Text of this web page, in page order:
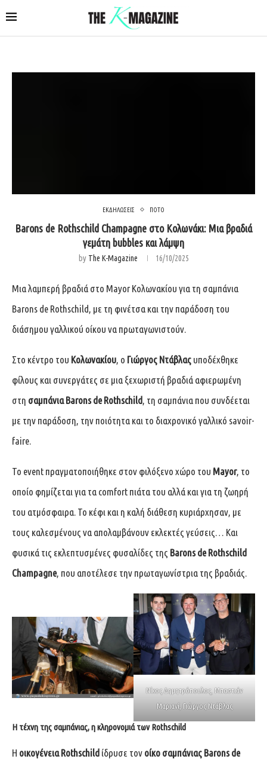
ΕΚΔΗΛΩΣΕΙΣ ΠΟΤΟ
Barons de Rothschild Champagne στο Κολωνάκι: Μια βραδιά
γεμάτη bubbles και λάμψη
by The K-Magazine 16/10/2025
Μια λαμπερή βραδιά στο Mayor Κολωνακίου για τη σαμπάνια
Barons de Rothschild, με τη φινέτσα και την παράδοση του
διάσημου γαλλικού οίκου να πρωταγωνιστούν.
Στο κέντρο του Κολωνακίου, ο Γιώργος Ντάβλας υποδέχθηκε
φίλους και συνεργάτες σε μια ξεχωριστή βραδιά αφιερωμένη
στη σαμπάνια Barons de Rothschild, τη σαμπάνια που συνδέεται
με την παράδοση, την ποιότητα και το διαχρονικό γαλλικό savoir-
faire.
Το event πραγματοποιήθηκε στον φιλόξενο χώρο του Mayor, το
οποίο φημίζεται για τα comfort πιάτα του αλλά και για τη ζωηρή
του ατμόσφαιρα. Το κέφι και η καλή διάθεση κυριάρχησαν, με
τους καλεσμένους να απολαμβάνουν εκλεκτές γεύσεις… Και
φυσικά τις εκλεπτυσμένες φυσαλίδες της Barons de Rothschild
Champagne, που αποτέλεσε την πρωταγωνίστρια της βραδιάς.
Νίκος Δημητρόπουλος, Μπαστιάν
Μαριανί, Γιώργος Ντάβλας
Η τέχνη της σαμπάνιας, η κληρονομιά των Rothschild
Η οικογένεια Rothschild ίδρυσε τον οίκο σαμπάνιας Barons de